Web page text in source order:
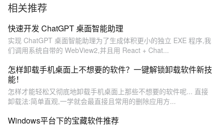
相关推荐
快速开发 ChatGPT 桌面智能助理
实现 ChatGPT 桌面智能助理为了生成体积更小的独立 EXE 程序,我
们调用系统自带的 WebView2,并且用 React + Chat...
怎样卸载手机桌面上不想要的软件？一键解锁卸载软件新技
能！
怎样才能轻松又彻底地卸载手机桌面上那些不想要的软件呢... 直接
卸载法:简单直观,一学就会最直接且常用的删除应用方...
Windows平台下的宝藏软件推荐